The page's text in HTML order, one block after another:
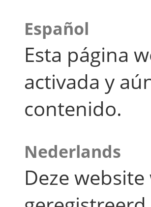
Español
Esta página
activada y
contenido.
Nederlands
Deze